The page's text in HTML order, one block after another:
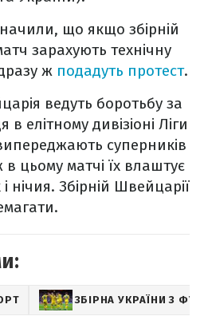
що якщо збірній
зарахують технічну
ж подадуть протест.
ведуть боротьбу за
елітному дивізіоні Ліги
суперників
цьому матчі їх влаштує
нічия. Збірній Швейцарії
ЗБІРНА УКРАЇНИ З